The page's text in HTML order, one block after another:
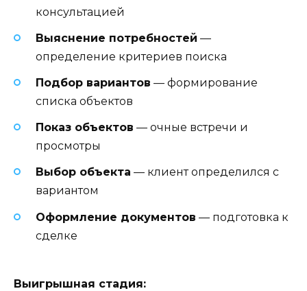
консультацией
Выяснение потребностей —
определение критериев поиска
Подбор вариантов — формирование
списка объектов
Показ объектов — очные встречи и
просмотры
Выбор объекта — клиент определился с
вариантом
Оформление документов — подготовка к
сделке
Выигрышная стадия: